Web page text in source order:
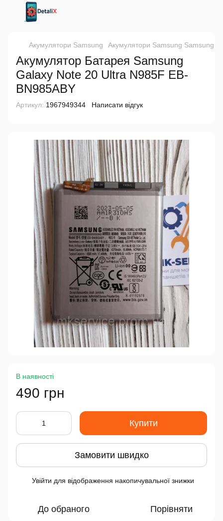
Акумулятори Samsung Акумулятори Samsung Samsung
Акумулятор Батарея Samsung
Galaxy Note 20 Ultra N985F EB-
BN985ABY
Артикул: 1967949344 Написати відгук
В наявності
490 грн
Купити
Замовити швидко
Увійти для відображення накопичувальної знижки
До обраного Порівняти